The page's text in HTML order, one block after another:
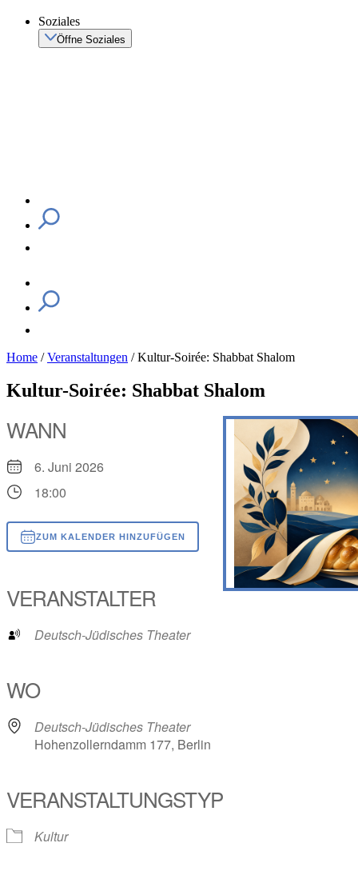
Soziales
Öffne Soziales
Home /Veranstaltungen /Kultur-Soirée: Shabbat Shalom
Kultur-Soirée: Shabbat Shalom
WANN
6. Juni 2026
18:00
ZUM KALENDER HINZUFÜGEN
Outlook Live
VERANSTALTER
Deutsch-Jüdisches Theater
WO
Deutsch-Jüdisches Theater
Hohenzollerndamm 177, Berlin
VERANSTALTUNGSTYP
Kultur